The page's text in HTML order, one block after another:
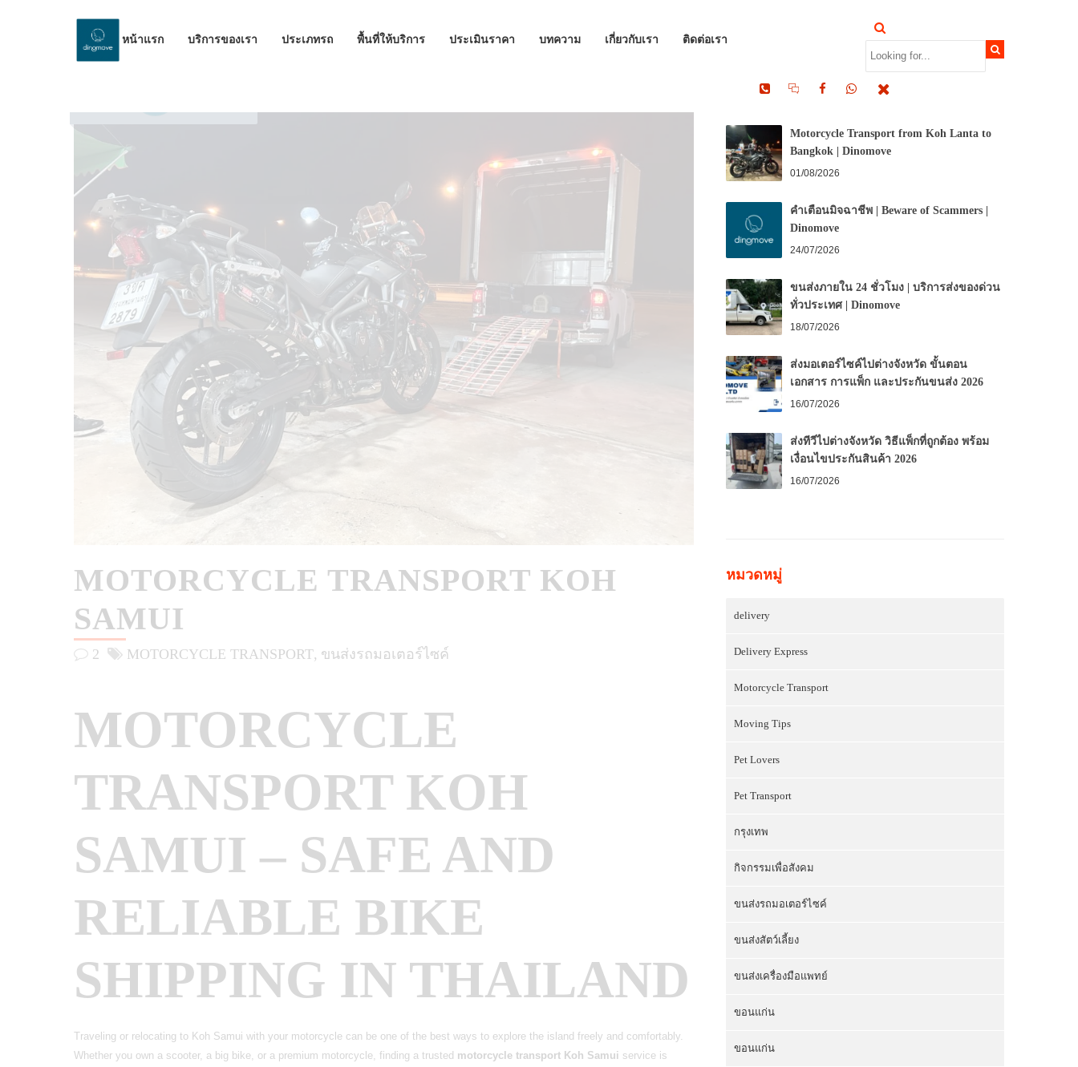
หน้าแรก บริการของเรา ประเภทรถ พื้นที่ให้บริการ ประเมินราคา บทความ เกี่ยวกับเรา ติดต่อเรา
MOTORCYCLE TRANSPORT KOH
SAMUI
2 MOTORCYCLE TRANSPORT ขนส่งรถมอเตอร์ไซค์
MOTORCYCLE
TRANSPORT KOH
SAMUI – SAFE AND
RELIABLE BIKE
SHIPPING IN THAILAND
Traveling or relocating to Koh Samui with your motorcycle can be one of the best ways to explore the island freely and comfortably.
Whether you own a scooter, a big bike, or a premium motorcycle, finding a trusted motorcycle transport Koh Samui service is
RECENT POSTS
Motorcycle Transport from Koh Lanta to
Bangkok | Dinomove
01/08/2026
คำเตือนมิจฉาชีพ | Beware of Scammers |
Dinomove
24/07/2026
ขนส่งภายใน 24 ชั่วโมง | บริการส่งของด่วน
ทั่วประเทศ | Dinomove
18/07/2026
ส่งมอเตอร์ไซค์ไปต่างจังหวัด ขั้นตอน
เอกสาร การแพ็ก และประกันขนส่ง 2026
16/07/2026
ส่งทีวีไปต่างจังหวัด วิธีแพ็กที่ถูกต้อง พร้อม
เงื่อนไขประกันสินค้า 2026
16/07/2026
หมวดหมู่
delivery
Delivery Express
Motorcycle Transport
Moving Tips
Pet Lovers
Pet Transport
กรุงเทพ
กิจกรรมเพื่อสังคม
ขนส่งรถมอเตอร์ไซค์
ขนส่งสัตว์เลี้ยง
ขนส่งเครื่องมือแพทย์
ขอนแก่น
ขอนแก่น